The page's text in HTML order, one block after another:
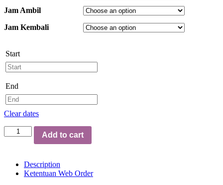
Jam Ambil
Jam Kembali
Start
End
Clear dates
Add to cart
Description
Ketentuan Web Order